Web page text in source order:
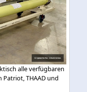
alle verfügbaren
Patriot, THAAD und